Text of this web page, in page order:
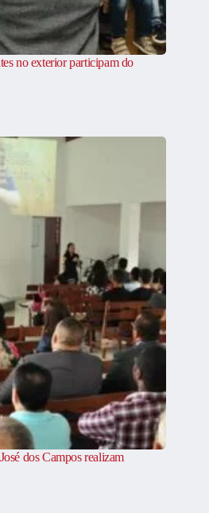
no exterior participam do
dos Campos realizam